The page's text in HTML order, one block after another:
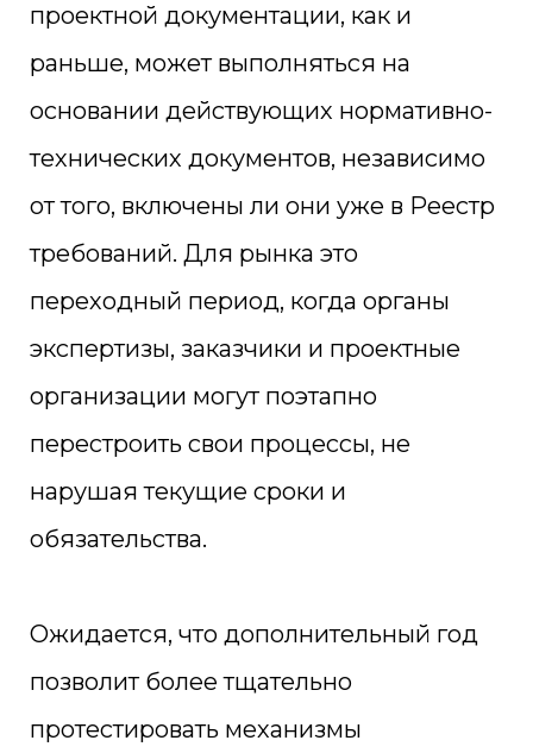
проектной документации, как и
раньше, может выполняться на
основании действующих нормативно-
технических документов, независимо
от того, включены ли они уже в Реестр
требований. Для рынка это
переходный период, когда органы
экспертизы, заказчики и проектные
организации могут поэтапно
перестроить свои процессы, не
нарушая текущие сроки и
обязательства.
Ожидается, что дополнительный год
позволит более тщательно
протестировать механизмы